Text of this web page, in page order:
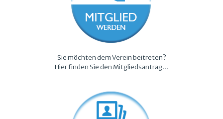
Sie möchten dem Verein beitreten?
Hier finden Sie den Mitgliedsantrag...